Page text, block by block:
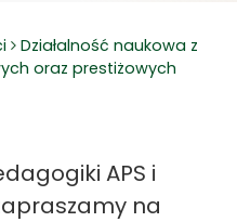
Działalność naukowa z
oraz prestiżowych
APS i
na